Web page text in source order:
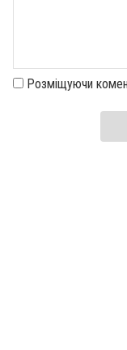
Розміщуючи